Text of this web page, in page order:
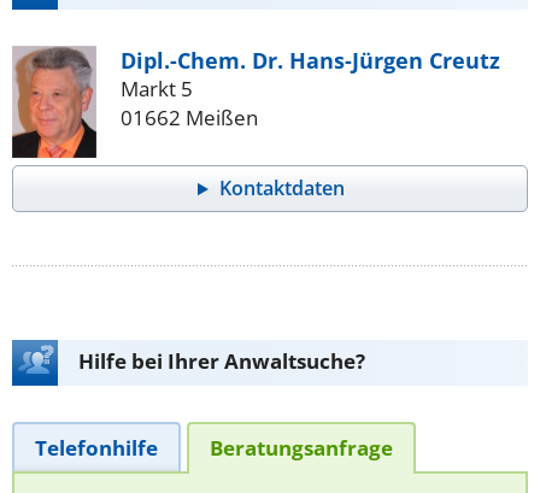
Dipl.-Chem. Dr. Hans-Jürgen Creutz
Markt 5
01662 Meißen
Kontaktdaten
Hilfe bei Ihrer Anwaltsuche?
Telefonhilfe Beratungsanfrage